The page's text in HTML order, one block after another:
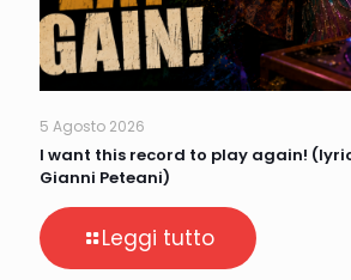
5 Agosto 2026
I want this record to play again!
Gianni Peteani)
Leggi tutto